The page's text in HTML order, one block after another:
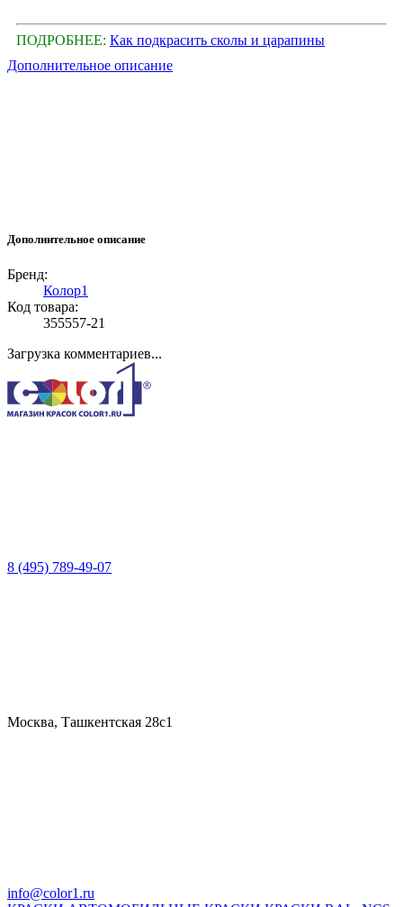
ПОДРОБНЕЕ: Как подкрасить сколы и царапины
Дополнительное описание
Дополнительное описание
Бренд:
Колор1
Код товара:
355557-21
Загрузка комментариев...
8 (495) 789-49-07
Москва, Ташкентская 28с1
info@color1.ru